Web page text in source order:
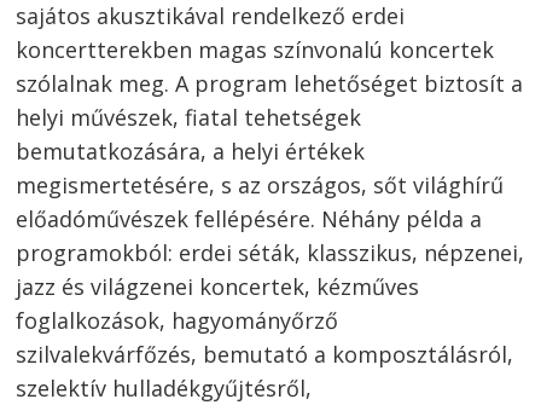
sajátos akusztikával rendelkező erdei
koncertterekben magas színvonalú koncertek
szólalnak meg. A program lehetőséget biztosít a
helyi művészek, fiatal tehetségek
bemutatkozására, a helyi értékek
megismertetésére, s az országos, sőt világhírű
előadóművészek fellépésére. Néhány példa a
programokból: erdei séták, klasszikus, népzenei,
jazz és világzenei koncertek, kézműves
foglalkozások, hagyományőrző
szilvalekvárfőzés, bemutató a komposztálásról,
szelektív hulladékgyűjtésről,